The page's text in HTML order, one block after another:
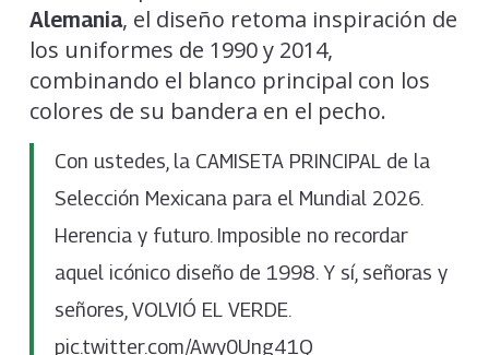
Alemania, el diseño retoma inspiración de
los uniformes de 1990 y 2014,
combinando el blanco principal con los
colores de su bandera en el pecho.
Con ustedes, la CAMISETA PRINCIPAL de la
Selección Mexicana para el Mundial 2026.
Herencia y futuro. Imposible no recordar
aquel icónico diseño de 1998. Y sí, señoras y
señores, VOLVIÓ EL VERDE.
pic.twitter.com/Awy0Ung41Q